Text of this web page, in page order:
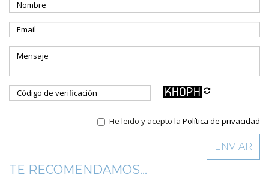
He leido y acepto la Política de privacidad
TE RECOMENDAMOS...